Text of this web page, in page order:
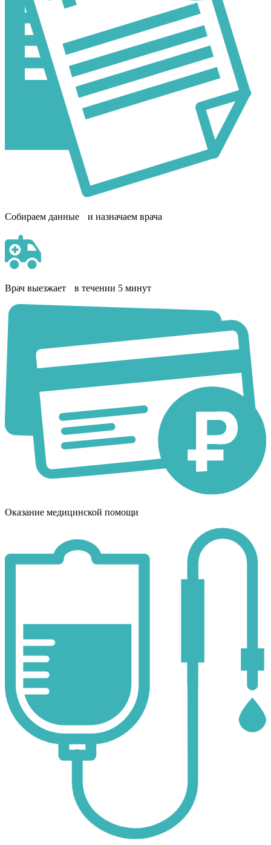
Собираем данные и назначаем врача
Врач выезжает в течении 5 минут
Оказание медицинской помощи